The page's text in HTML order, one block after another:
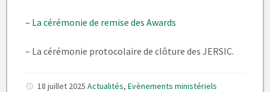
– La cérémonie de remise des Awards
– La cérémonie protocolaire de clôture des JERSIC.
18 juillet 2025 Actualités, Evènements ministériels